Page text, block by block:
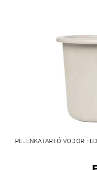
PELENKATARTÓ VÖDÖR